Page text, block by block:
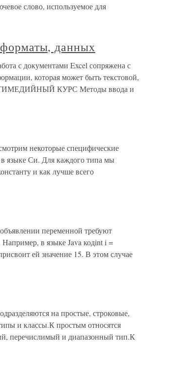
слово, используемое для
данных
с документами Excel сопряжена с
которая может быть текстовой,
КУРС Методы ввода и
некоторые специфические
языке Си. Для каждого типа мы
и как лучше всего
переменной требуют
Например, в языке Java кодint i =
ей значение 15. В этом случае
на простые, строковые,
и классы.К простым относятся
перечислимый и диапазонный тип.К